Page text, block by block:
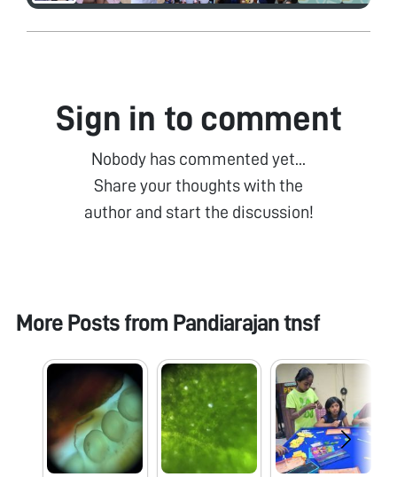
Sign in to comment
Nobody has commented yet...
Share your thoughts with the
author and start the discussion!
More Posts from Pandiarajan tnsf